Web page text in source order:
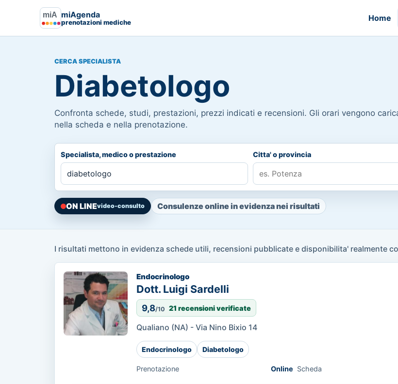
miAgenda
prenotazioni mediche Home
CERCA SPECIALISTA
Diabetologo
Confronta schede, studi, prestazioni, prezzi indicati e recensioni. Gli orari vengono
nella scheda e nella prenotazione.
Specialista, medico o prestazione Citta' o provincia
ON LINEvideo-consulto Consulenze online in evidenza nei risultati
I risultati mettono in evidenza schede utili, recensioni pubblicate e disponibilita' realmente
Endocrinologo
Dott. Luigi Sardelli
9,8/10 21 recensioni verificate
Qualiano (NA) - Via Nino Bixio 14
Endocrinologo Diabetologo
Prenotazione Online Scheda